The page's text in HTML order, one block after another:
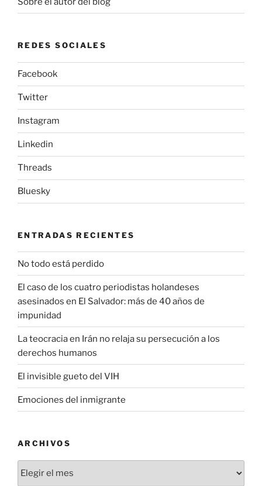
REDES SOCIALES
Facebook
Twitter
Instagram
Linkedin
Threads
Bluesky
ENTRADAS RECIENTES
No todo está perdido
El caso de los cuatro periodistas holandeses
asesinados en El Salvador: más de 40 años de
impunidad
La teocracia en Irán no relaja su persecución a los
derechos humanos
El invisible gueto del VIH
Emociones del inmigrante
ARCHIVOS